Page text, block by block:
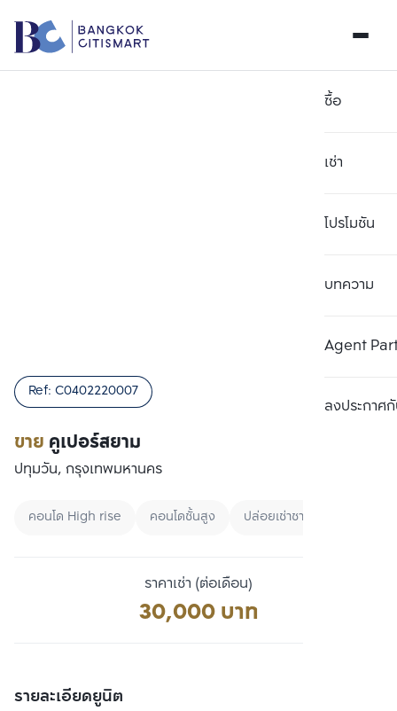
ซื้อ
เช่า
โปรโมชัน
บทความ
Agent
ลงประกาศกั
ขาย คูเปอร์สยาม
Ref: C0402220007
ปทุมวัน, กรุงเทพมหานคร
คอนโด High rise คอนโดชั้นสูง ปล่อยเช่าชาวต่างชาติ
ราคาเช่า (ต่อเดือน)
30,000 บาท
รายละเอียดยูนิต
เปรียบเทียบ